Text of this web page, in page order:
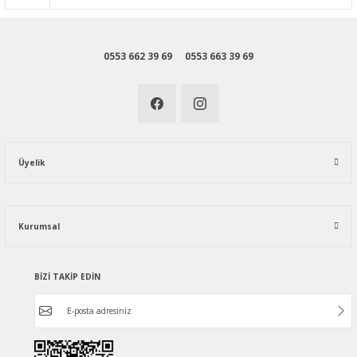
0553 662 39 69 0553 663 39 69
Üyelik
Kurumsal
BİZİ TAKİP EDİN